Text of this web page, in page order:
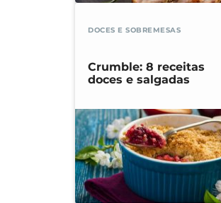
DOCES E SOBREMESAS
Crumble: 8 receitas
doces e salgadas